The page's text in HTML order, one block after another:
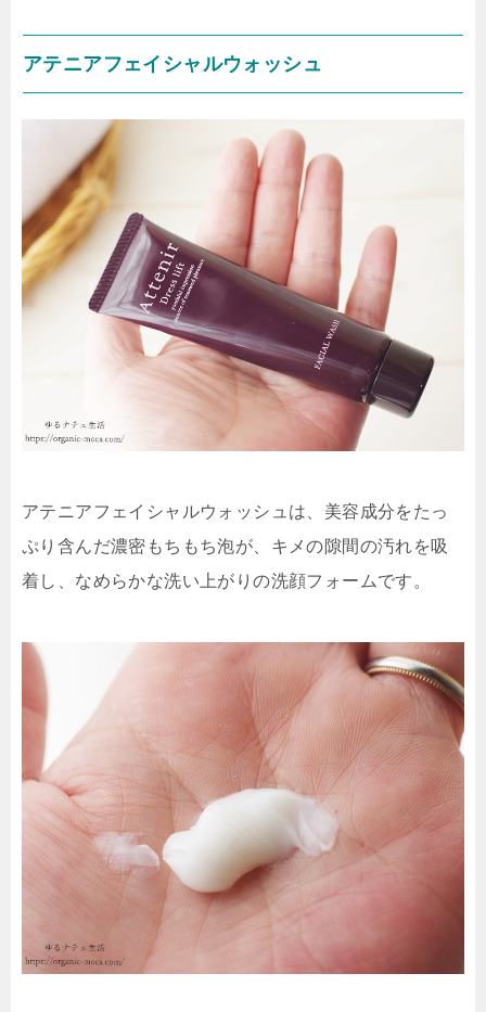
アテニアフェイシャルウォッシュ
アテニアフェイシャルウォッシュは、美容成分をたっ
ぷり含んだ濃密もちもち泡が、キメの隙間の汚れを吸
着し、なめらかな洗い上がりの洗顔フォームです。